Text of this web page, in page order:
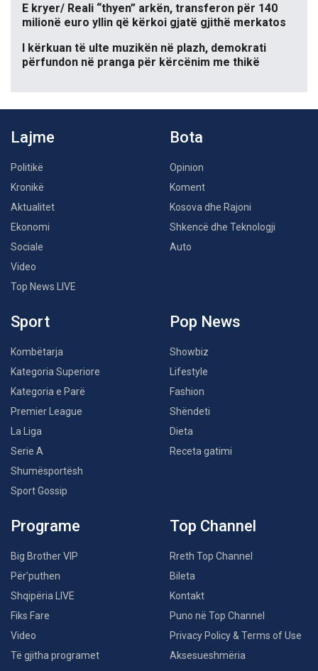
E kryer/ Reali “thyen” arkën, transferon për 140
milionë euro yllin që kërkoi gjatë gjithë merkatos
I kërkuan të ulte muzikën në plazh, demokrati
përfundon në pranga për kërcënim me thikë
Lajme
Politikë
Kronikë
Aktualitet
Ekonomi
Sociale
Video
Top News LIVE
Bota
Opinion
Koment
Kosova dhe Rajoni
Shkencë dhe Teknologji
Auto
Sport
Kombëtarja
Kategoria Superiore
Kategoria e Parë
Premier League
La Liga
Serie A
Shumësportësh
Sport Gossip
Pop News
Showbiz
Lifestyle
Fashion
Shëndeti
Dieta
Receta gatimi
Programe
Big Brother VIP
Për’puthen
Shqipëria LIVE
Fiks Fare
Video
Të gjitha programet
Top Channel
Rreth Top Channel
Bileta
Kontakt
Puno në Top Channel
Privacy Policy & Terms of Use
Aksesueshmëria